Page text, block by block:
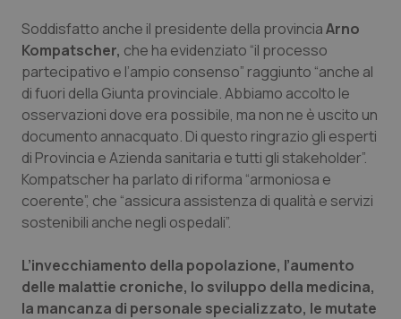
Friuli Venezia Giulia
Lazio
Liguria
Lombardia
Marche
Molise
Piemonte
Dermatite Atopica
Diabete & glucometri
Disturbi dell’umore
Dolore
Donna & Salute
Epatiti
HIV
Soddisfatto anche il presidente della provinciaArno
Kompatscher, che ha evidenziato “il processo
partecipativo e l’ampio consenso” raggiunto “anche al
di fuori della Giunta provinciale. Abbiamo accolto le
osservazioni dove era possibile, ma non ne è uscito un
documento annacquato. Di questo ringrazio gli esperti
di Provincia e Azienda sanitaria e tutti gli stakeholder”.
Kompatscher ha parlato di riforma “armoniosa e
coerente”, che “assicura assistenza di qualità e servizi
sostenibili anche negli ospedali”.
L’invecchiamento della popolazione, l’aumento
delle malattie croniche, lo sviluppo della medicina,
la mancanza di personale specializzato, le mutate